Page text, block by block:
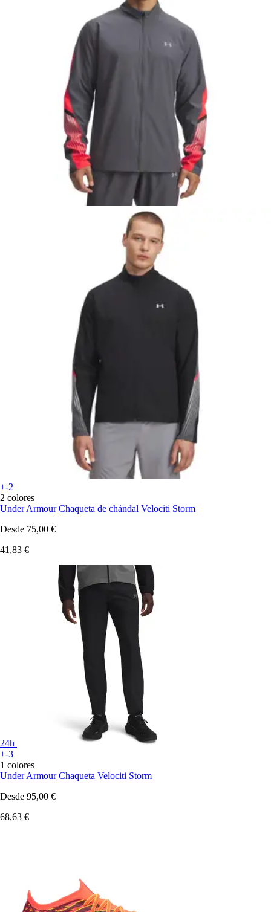
+-2
2 colores
Under Armour Chaqueta de chándal Velociti Storm
Desde 75,00 €
41,83 €
24h
+-3
1 colores
Under Armour Chaqueta Velociti Storm
Desde 95,00 €
68,63 €